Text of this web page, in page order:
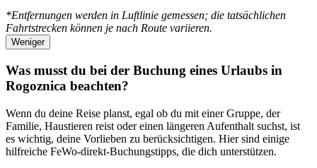
*Entfernungen werden in Luftlinie gemessen; die tatsächlichen
Fahrtstrecken können je nach Route variieren.
Weniger
Was musst du bei der Buchung eines Urlaubs in
Rogoznica beachten?
Wenn du deine Reise planst, egal ob du mit einer Gruppe, der
Familie, Haustieren reist oder einen längeren Aufenthalt suchst, ist
es wichtig, deine Vorlieben zu berücksichtigen. Hier sind einige
hilfreiche FeWo-direkt-Buchungstipps, die dich unterstützen.